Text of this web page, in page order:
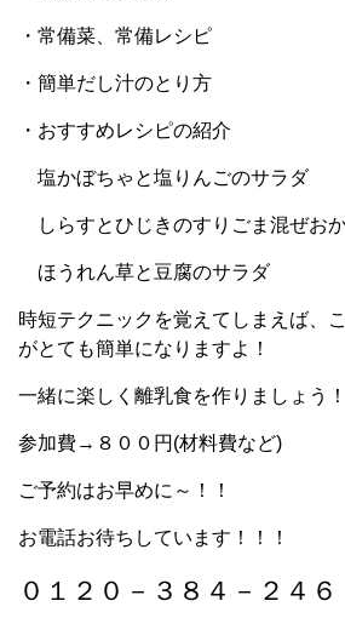
・常備菜、常備レシピ
・簡単だし汁のとり方
・おすすめレシピの紹介
塩かぼちゃと塩りんごのサラダ
しらすとひじきのすりごま混ぜお
ほうれん草と豆腐のサラダ
時短テクニックを覚えてしまえば、
がとても簡単になりますよ！
一緒に楽しく離乳食を作りましょう！
参加費→８００円(材料費など)
ご予約はお早めに～！！
お電話お待ちしています！！！
０１２０－３８４－２４６